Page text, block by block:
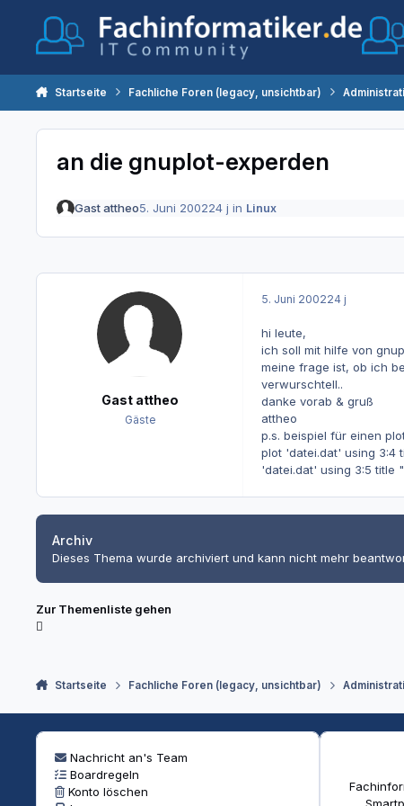
Startseite Fachliche Foren (legacy, unsichtbar)
an die gnuplot-experden
Gast attheo5. Juni 200224 j in Linux
Gast attheo
Gäste
5. Juni 200224 j
hi leute,
ich soll mit hilfe von
meine frage ist, ob ich
verwurschtell..
danke vorab & gruß
attheo
p.s. beispiel für einen
plot 'datei.dat' using 3:4
'datei.dat' using 3:5 title
Archiv
Dieses Thema wurde archiviert und kann nicht mehr
Zur Themenliste gehen
Startseite Fachliche Foren (legacy, unsichtbar)
Nachricht an's Team
Boardregeln
Konto löschen